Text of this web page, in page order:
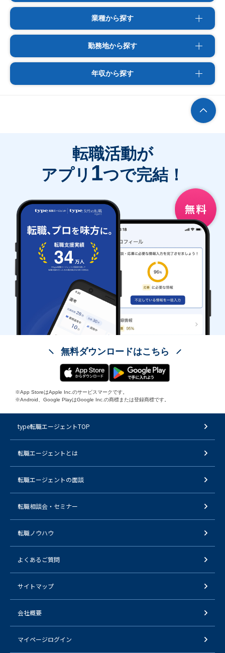
業種から探す
勤務地から探す
年収から探す
転職活動が
アプリ 1つで完結！
無料ダウンロードはこちら
※App StoreはApple Inc.のサービスマークです。
※Android、Google PlayはGoogle Inc.の商標または登録商標です。
type転職エージェントTOP
転職エージェントとは
転職エージェントの面談
転職相談会・セミナー
転職ノウハウ
よくあるご質問
サイトマップ
会社概要
マイページログイン